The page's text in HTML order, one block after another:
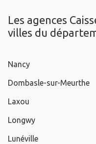
Les agences
villes du
Nancy
Dombasle-sur-Meurthe
Laxou
Longwy
Lunéville